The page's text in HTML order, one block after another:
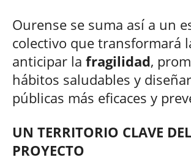
Ourense se suma así a un
colectivo que transformará
anticipar la fragilidad,
hábitos saludables y
públicas más eficaces y
UN TERRITORIO CLAVE DEL
PROYECTO